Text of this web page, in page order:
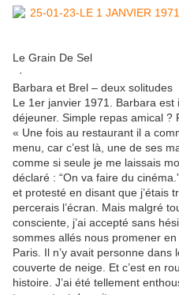
Le Grain De Sel
·
Barbara et Brel – deux solitudes
Le 1er janvier 1971. Barbara est
déjeuner. Simple repas amical ?
« Une fois au restaurant il a
menu, car c’est là, une de ses
comme si seule je me laissais
déclaré : “On va faire du
et protesté en disant que j’étais
percerais l’écran. Mais malgré
consciente, j’ai accepté sans
sommes allés nous promener
Paris. Il n’y avait personne
couverte de neige. Et c’est en
histoire. J’ai été tellement